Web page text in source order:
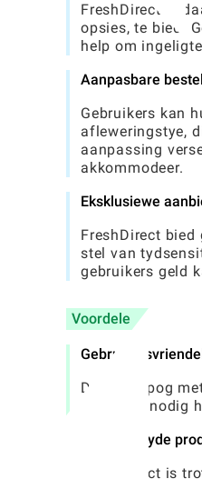
FreshDirect is
opsies, te bied.
help om
Aanpasbare
Gebruikers kan
afleweringstye,
aanpassing
akkommodeer.
Eksklusiewe
FreshDirect
stel van
gebruikers geld
Voordele
Die app spog
wat hulle nodig
Vars verkryde
FreshDirect is